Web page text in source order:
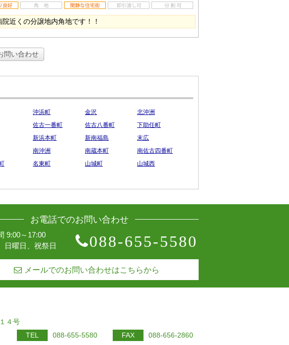
院近くの分譲地内角地です！！
問い合わせ
沖浜町 金沢
北沖洲
佐古一番町 佐古八番町
下助任町
新浜本町 新南福島
末広
南沖洲 南蔵本町
南佐古四番町
名東町 山城町
山城西
お電話でのお問い合わせ
9:00～17:00
曜日、祝祭日
088-655-5580
メールでのお問い合わせはこちらから
４号
TEL
088-655-5580 FAX 088-656-2860